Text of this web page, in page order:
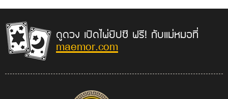
ดูดวง เปิดไพ่ยิปซี ฟรี! กับแม่หมอที่
maemor.com